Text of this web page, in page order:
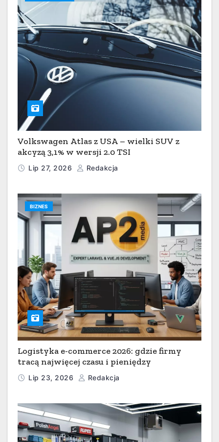
Volkswagen Atlas z USA – wielki SUV z
akcyzą 3,1% w wersji 2.0 TSI
Lip 27, 2026 Redakcja
BIZNES
Logistyka e-commerce 2026: gdzie firmy
tracą najwięcej czasu i pieniędzy
Lip 23, 2026 Redakcja